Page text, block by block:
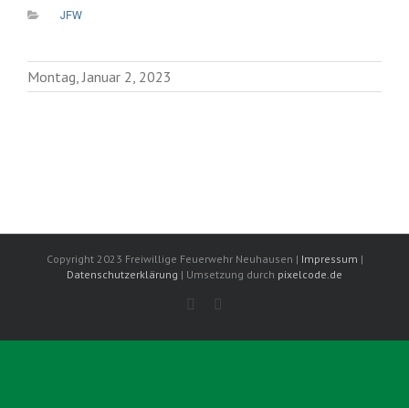
JFW
Montag, Januar 2, 2023
Copyright 2023 Freiwillige Feuerwehr Neuhausen | Impressum |
Datenschutzerklärung | Umsetzung durch pixelcode.de
Facebook